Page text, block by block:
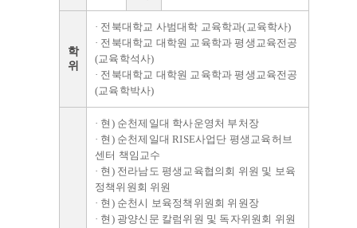
학
위
· 전북대학교 사범대학 교육학과(교육학사)
· 전북대학교 대학원 교육학과 평생교육전공
(교육학석사)
· 전북대학교 대학원 교육학과 평생교육전공
(교육학박사)
· 현) 순천제일대 학사운영처 부처장
· 현) 순천제일대 RISE사업단 평생교육허브
센터 책임교수
· 현) 전라남도 평생교육협의회 위원 및 보육
정책위원회 위원
· 현) 순천시 보육정책위원회 위원장
· 현) 광양신문 칼럼위원 및 독자위원회 위원